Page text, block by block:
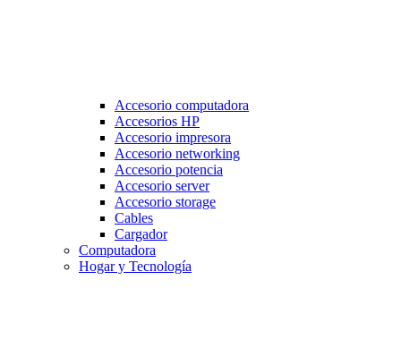
Accesorio computadora
Accesorios HP
Accesorio impresora
Accesorio networking
Accesorio potencia
Accesorio server
Accesorio storage
Cables
Cargador
Computadora
Hogar y Tecnología